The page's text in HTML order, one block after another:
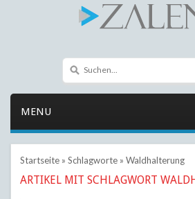
MENU
Startseite» Schlagworte» Waldhalterung
ARTIKEL MIT SCHLAGWORT